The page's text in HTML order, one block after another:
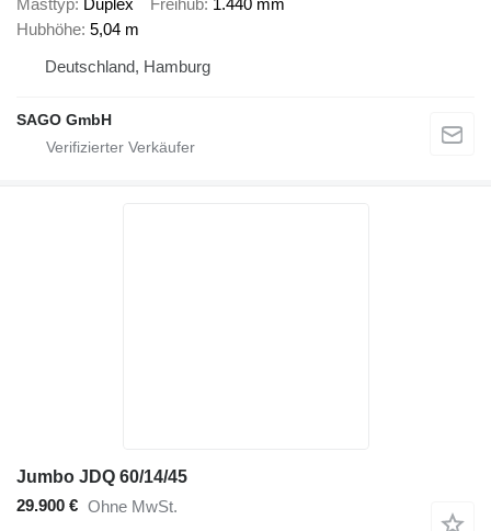
Hubhöhe 5,04 m
Deutschland, Hamburg
SAGO GmbH
Jumbo JDQ 60/14/45
29.900 € Ohne MwSt.